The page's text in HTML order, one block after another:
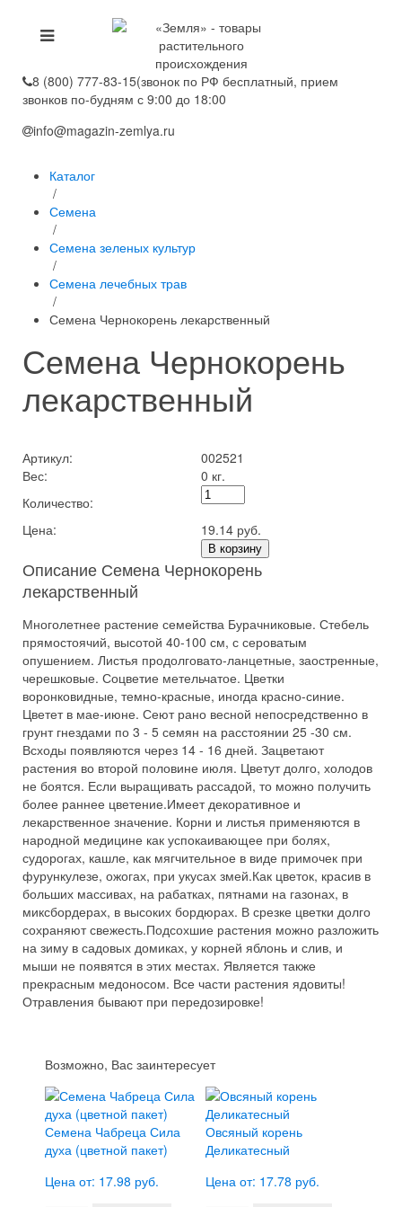
8 (800) 777-83-15(звонок по РФ бесплатный, прием
звонков по-будням с 9:00 до 18:00
info@magazin-zemlya.ru
Каталог
/
Семена
/
Семена зеленых культур
/
Семена лечебных трав
/
Семена Чернокорень лекарственный
Семена Чернокорень
лекарственный
Артикул:
002521
Вес:
0 кг.
Количество:
Цена:
19.14 руб.
В корзину
Описание Семена Чернокорень
лекарственный
Многолетнее растение семейства Бурачниковые. Стебель
прямостоячий, высотой 40-100 см, с сероватым
опушением. Листья продолговато-ланцетные, заостренные,
черешковые. Соцветие метельчатое. Цветки
воронковидные, темно-красные, иногда красно-синие.
Цветет в мае-июне. Сеют рано весной непосредственно в
грунт гнездами по 3 - 5 семян на расстоянии 25 -30 см.
Всходы появляются через 14 - 16 дней. Зацветают
растения во второй половине июля. Цветут долго, холодов
не боятся. Если выращивать рассадой, то можно получить
более раннее цветение.Имеет декоративное и
лекарственное значение. Корни и листья применяются в
народной медицине как успокаивающее при болях,
судорогах, кашле, как мягчительное в виде примочек при
фурункулезе, ожогах, при укусах змей.Как цветок, красив в
больших массивах, на рабатках, пятнами на газонах, в
миксбордерах, в высоких бордюрах. В срезке цветки долго
сохраняют свежесть.Подсохшие растения можно разложить
на зиму в садовых домиках, у корней яблонь и слив, и
мыши не появятся в этих местах. Является также
прекрасным медоносом. Все части растения ядовиты!
Отравления бывают при передозировке!
Возможно, Вас заинтересует
Семена Чабреца Сила
духа (цветной пакет)
Цена от: 17.98 руб.
Овсяный корень
Деликатесный
Цена от: 17.78 руб.